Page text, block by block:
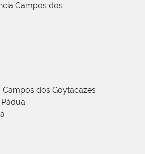
Campos dos
Campos dos Goytacazes